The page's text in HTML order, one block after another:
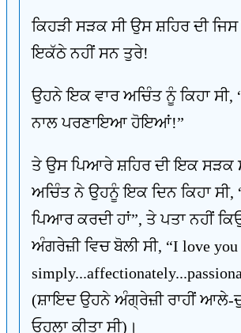
ਕਿਹੜੀ ਸੜਕ ਸੀ ਉਸ ਸ਼ਹਿਰ ਦੀ
ਇਕੱਠੇ ਨਹੀਂ ਸਨ ਤੁਰੇ!
ਉਹਨੇ ਇਕ ਵਾਰ ਅਚਿੰਤ ਨੂੰ ਕਿਹਾ ਸੀ,
ਨਾਲ ਪਰਣਾਇਆ ਹੋਇਆਂ!”
ਤੇ ਉਸ ਪਿਆਰੇ ਸ਼ਹਿਰ ਦੀ ਇਕ ਸੜਕ
ਅਚਿੰਤ ਨੇ ਉਹਨੂੰ ਇਕ ਦਿਨ ਕਿਹਾ ਸੀ,
ਪਿਆਰ ਕਰਦੀ ਹਾਂ”, ਤੇ ਪਤਾ ਨਹੀਂ
ਅੰਗਰੇਜ਼ੀ ਵਿਚ ਬੋਲੀ ਸੀ, “I love you
(ਸ਼ਾਇਦ ਉਹਨੇ ਅੰਗ੍ਰੇਜ਼ੀ ਰਾਹੀਂ
ਓਹਲਾ ਕੀਤਾ ਸੀ)।